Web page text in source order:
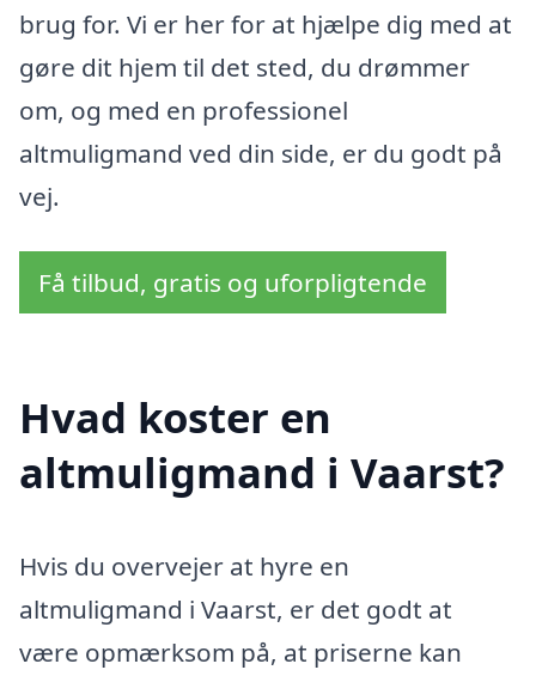
brug for. Vi er her for at hjælpe dig med at
gøre dit hjem til det sted, du drømmer
om, og med en professionel
altmuligmand ved din side, er du godt på
vej.
Få tilbud, gratis og uforpligtende
Hvad koster en
altmuligmand i Vaarst?
Hvis du overvejer at hyre en
altmuligmand i Vaarst, er det godt at
være opmærksom på, at priserne kan